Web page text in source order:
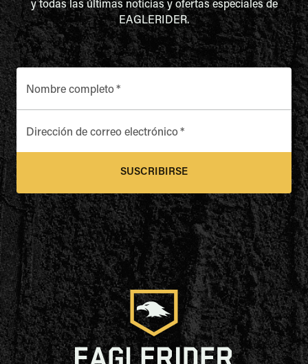
y todas las últimas noticias y ofertas especiales de
EAGLERIDER.
Nombre completo*
Dirección de correo electrónico*
SUSCRIBIRSE